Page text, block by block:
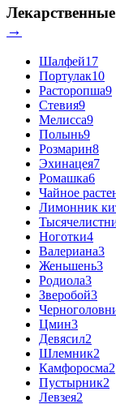
→
Шалфей17
Портулак10
Расторопша9
Стевия9
Мелисса9
Полынь9
Розмарин8
Эхинацея7
Ромашка6
Чайное
Лимонник
Ноготки4
Валериана3
Женьшень3
Родиола3
Зверобой3
Цмин3
Девясил2
Шлемник2
Камфоросма2
Пустырник2
Левзея2